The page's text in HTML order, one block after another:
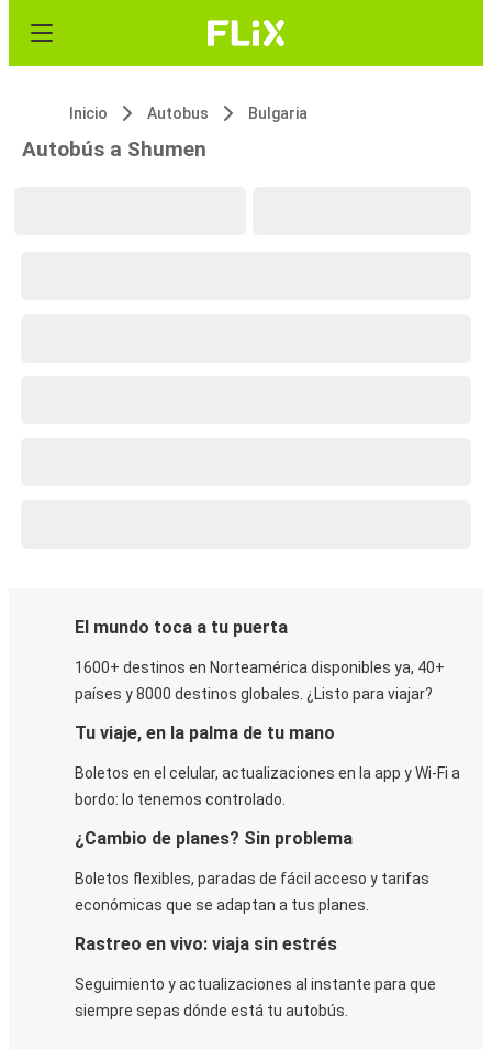
Inicio Autobus Bulgaria
Autobús a Shumen
El mundo toca a tu puerta
1600+ destinos en Norteamérica disponibles ya, 40+
países y 8000 destinos globales. ¿Listo para viajar?
Tu viaje, en la palma de tu mano
Boletos en el celular, actualizaciones en la app y Wi-Fi a
bordo: lo tenemos controlado.
¿Cambio de planes? Sin problema
Boletos flexibles, paradas de fácil acceso y tarifas
económicas que se adaptan a tus planes.
Rastreo en vivo: viaja sin estrés
Seguimiento y actualizaciones al instante para que
siempre sepas dónde está tu autobús.